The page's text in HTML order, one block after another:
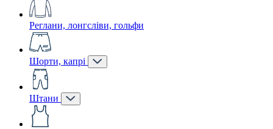
Реглани, лонгсліви, гольфи
Шорти, капрі
Штани